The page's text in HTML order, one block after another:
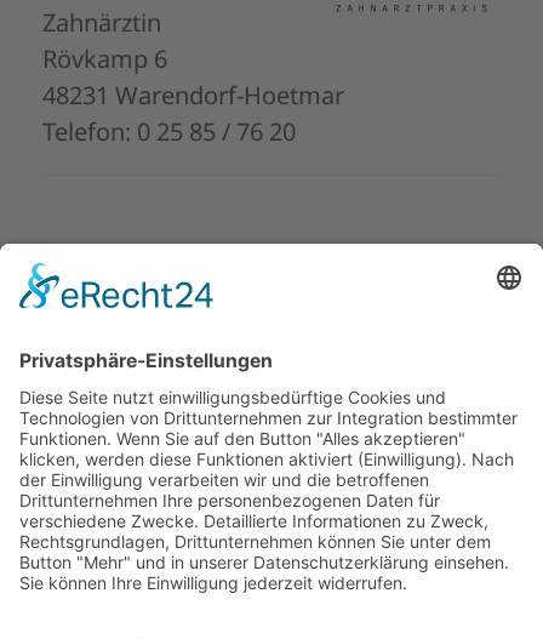
Zahnärztin
Rövkamp 6
48231 Warendorf-Hoetmar
Telefon: 0 25 85 / 76 20
Natura-Sana
Praxis für Traditionelle
Chinesische Medizin
Christa Suthoff, Heilpraktikerin
Holtrup 20
48231 Warendorf-Hoetmar
Telefon: 0 25 85 / 94 06 976 oder 0 25 85 /
94 06 874